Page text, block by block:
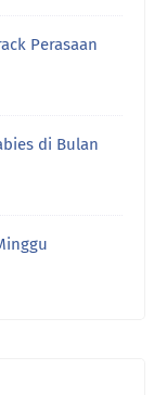
Perasaan
di Bulan